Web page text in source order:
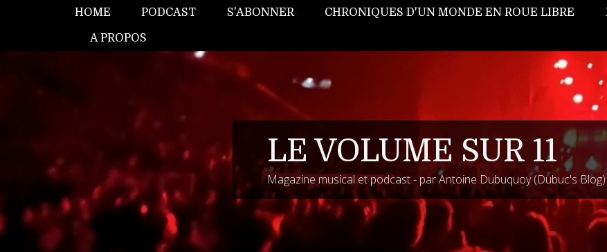
HOME PODCAST S'ABONNER CHRONIQUES D'UN MONDE EN ROUE LIBRE
A PROPOS
LE VOLUME SUR 11
Magazine musical et podcast - par Antoine Dubuquoy (Dubuc's Blog)